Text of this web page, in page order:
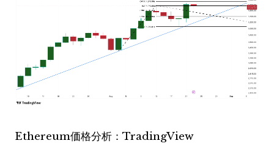
Ethereum価格分析：TradingView